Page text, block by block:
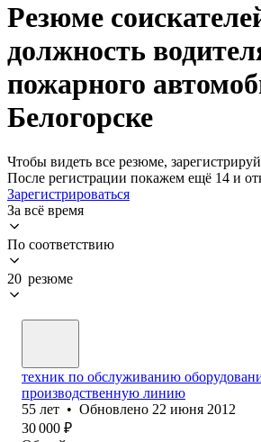
Резюме
должность
пожарного
Белогорске
Чтобы видеть все резюме,
После регистрации покажем ещё 14 и
Зарегистрироваться
За всё время
По соответствию
20 резюме
техник по обслуживанию
производственную линию
55 лет • Обновлено 22 июня 2012
30 000 ₽